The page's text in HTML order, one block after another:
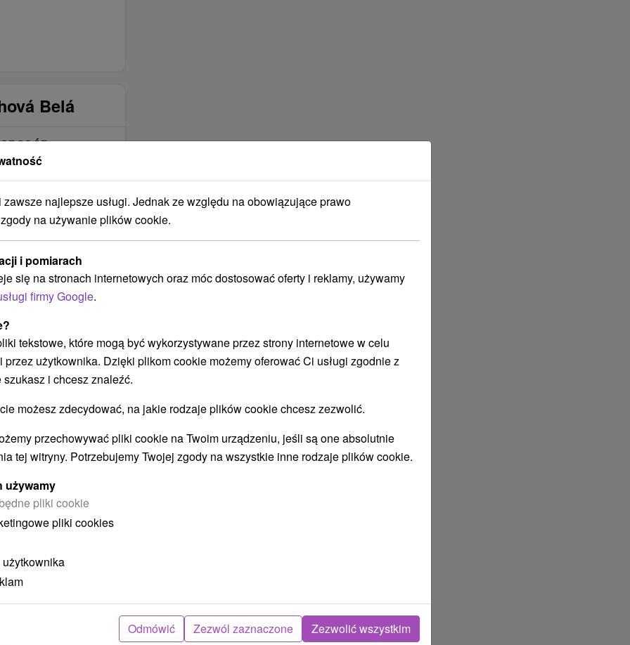
Belá
SPOSÓB
OGRZEWANIA
Na tuhé palivo
BUDYNEK JEST
OBJĘTY ZASIĘGIEM
SIECI
KOMÓRKOWEJ
Orange
O2
4ka
ZAKWATEROWANIE
ODPOWIEDNIE DLA
Na letnú dovolenku
Krátkodobé
ubytovanie
Víkendové pobyty
Na jarné prázdniny
najlepsze usługi. Jednak ze względu na obowiązujące prawo
na używanie plików cookie.
i pomiarach
się na stronach internetowych oraz móc dostosować oferty i reklamy, używamy
firmy Google.
tekstowe, które mogą być wykorzystywane przez strony internetowe w celu
przez użytkownika. Dzięki plikom cookie możemy oferować Ci usługi zgodnie z
i chcesz znaleźć.
możesz zdecydować, na jakie rodzaje plików cookie chcesz zezwolić.
przechowywać pliki cookie na Twoim urządzeniu, jeśli są one absolutnie
tej witryny. Potrzebujemy Twojej zgody na wszystkie inne rodzaje plików cookie.
używamy
pliki cookie
pliki cookies
Odmówić Zezwól zaznaczone Zezwolić wszystkim